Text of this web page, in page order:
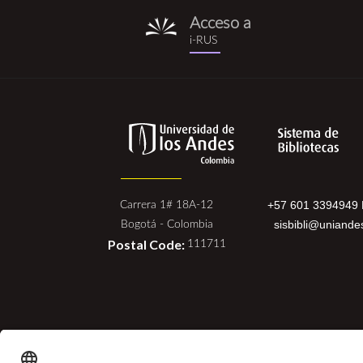
i-
rus.png
Acceso a
i-RUS
Carrera 1# 18A-12
Bogotá - Colombia
Postal Code: 111711
+57 601 3394949